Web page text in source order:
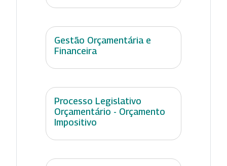
Gestão Orçamentária e
Financeira
Processo Legislativo
Orçamentário - Orçamento
Impositivo